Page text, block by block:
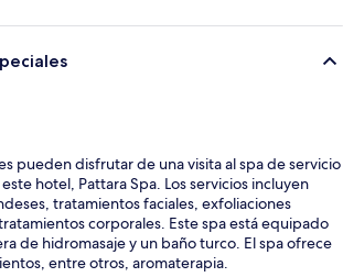
pueden disfrutar de una visita al spa de servicio
hotel, Pattara Spa. Los servicios incluyen
tratamientos faciales, exfoliaciones
corporales. Este spa está equipado
de hidromasaje y un baño turco. El spa ofrece
entre otros, aromaterapia.